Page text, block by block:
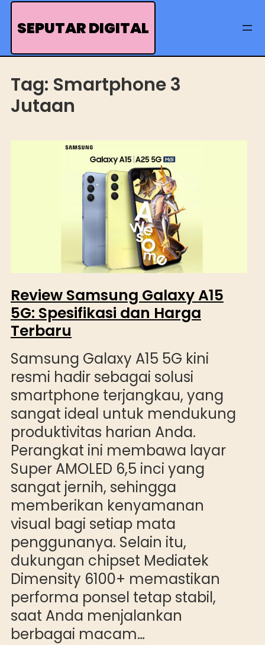
Skip
SEPUTAR DIGITAL
Tag: Smartphone 3
Jutaan
Review Samsung Galaxy A15
5G: Spesifikasi dan Harga
Terbaru
Samsung Galaxy A15 5G kini
resmi hadir sebagai solusi
smartphone terjangkau, yang
sangat ideal untuk mendukung
produktivitas harian Anda.
Perangkat ini membawa layar
Super AMOLED 6,5 inci yang
sangat jernih, sehingga
memberikan kenyamanan
visual bagi setiap mata
penggunanya. Selain itu,
dukungan chipset Mediatek
Dimensity 6100+ memastikan
performa ponsel tetap stabil,
saat Anda menjalankan
berbagai macam…